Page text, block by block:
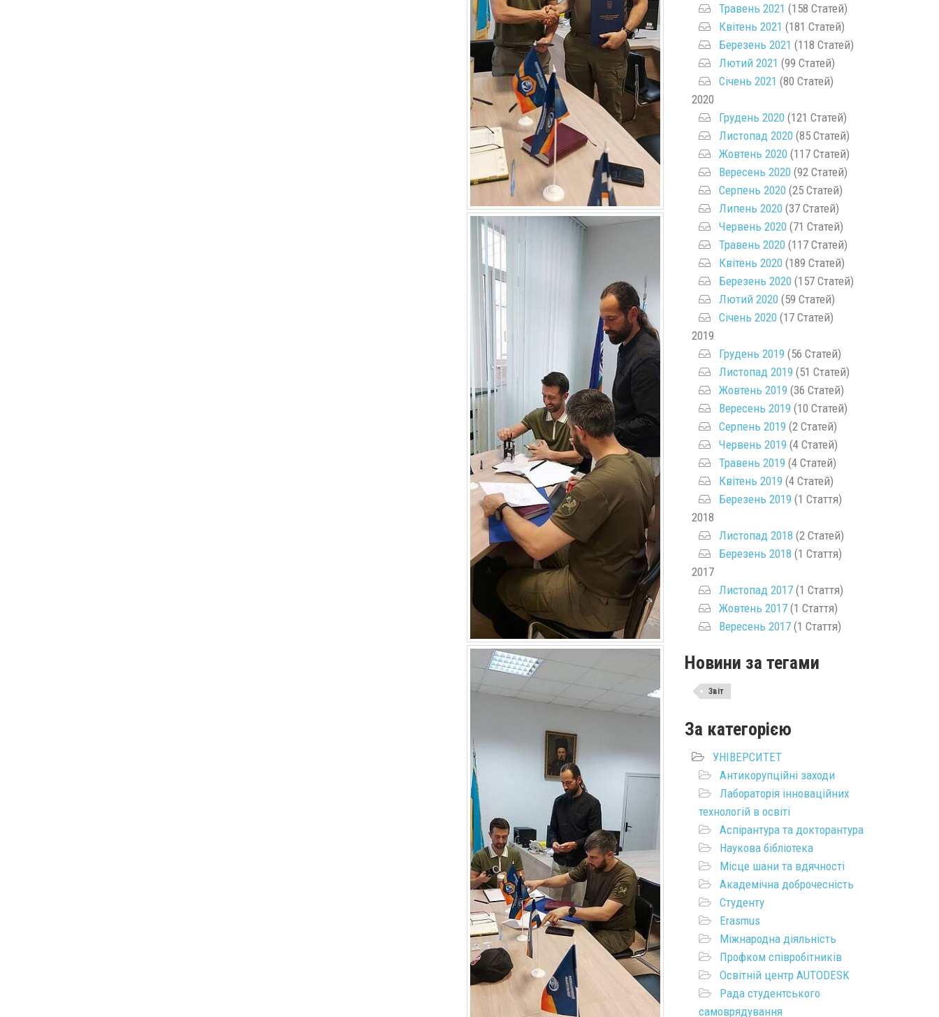
Травень 2021 (158 Статей)
Квітень 2021 (181 Статей)
Березень 2021 (118 Статей)
Лютий 2021 (99 Статей)
Січень 2021 (80 Статей)
2020
Грудень 2020(121 Статей)
Листопад 2020(85 Статей)
Жовтень 2020(117 Статей)
Вересень 2020(92 Статей)
Серпень 2020(25 Статей)
Липень 2020(37 Статей)
Червень 2020(71 Статей)
Травень 2020(117 Статей)
Квітень 2020(189 Статей)
Березень 2020(157 Статей)
Лютий 2020(59 Статей)
Січень 2020(17 Статей)
2019
Грудень 2019 (56 Статей)
Листопад 2019 (51 Статей)
Жовтень 2019 (36 Статей)
Вересень 2019 (10 Статей)
Серпень 2019 (2 Статей)
Червень 2019 (4 Статей)
Травень 2019 (4 Статей)
Квітень 2019 (4 Статей)
Березень 2019 (1 Стаття)
2018
Листопад 2018 (2 Статей)
Березень 2018 (1 Стаття)
2017
Листопад 2017(1 Стаття)
Жовтень 2017(1 Стаття)
Вересень 2017(1 Стаття)
Новини за тегами
Звіт
За категорією
УНІВЕРСИТЕТ
Антикорупційні заходи
Лабораторія інноваційних
технологій в освіті
Аспірантура та докторантура
Наукова бібліотека
Місце шани та вдячності
Академічна доброчесність
Студенту
Erasmus
Міжнародна діяльність
Профком співробітників
Освітній центр AUTODESK
Рада студентського
самоврядування